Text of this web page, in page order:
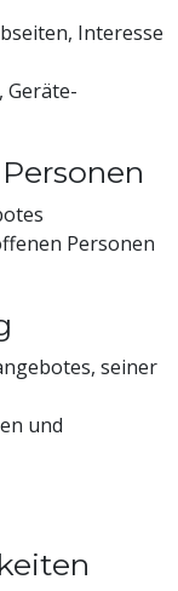
Interesse
Geräte-
Personen
seiner
und